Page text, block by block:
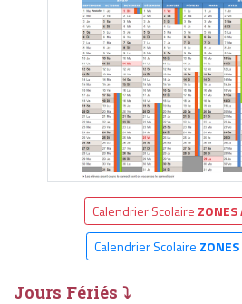
Calendrier Scolaire ZONES
Calendrier Scolaire
Jours Fériés ⤵